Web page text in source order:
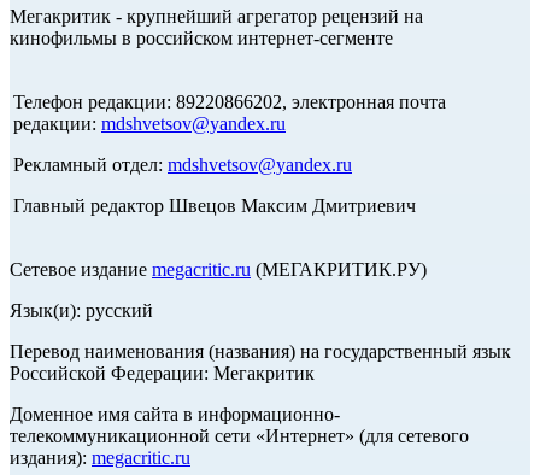
Мегакритик - крупнейший агрегатор рецензий на
кинофильмы в российском интернет-сегменте
Телефон редакции: 89220866202, электронная почта
редакции: mdshvetsov@yandex.ru
Рекламный отдел: mdshvetsov@yandex.ru
Главный редактор Швецов Максим Дмитриевич
Сетевое издание megacritic.ru (МЕГАКРИТИК.РУ)
Язык(и): русский
Перевод наименования (названия) на государственный язык
Российской Федерации: Мегакритик
Доменное имя сайта в информационно-
телекоммуникационной сети «Интернет» (для сетевого
издания): megacritic.ru